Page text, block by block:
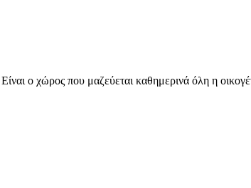
ο χώρος που μαζεύεται καθημερινά όλη η